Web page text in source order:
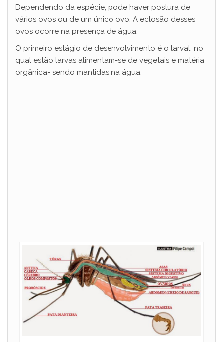
d
e
Dependendo da espécie, pode haver postura de
vários ovos ou de um único ovo. A eclosão desses
ovos ocorre na presença de água.
O primeiro estágio de desenvolvimento é o larval, no
qual estão larvas alimentam-se de vegetais e matéria
orgânica- sendo mantidas na água.